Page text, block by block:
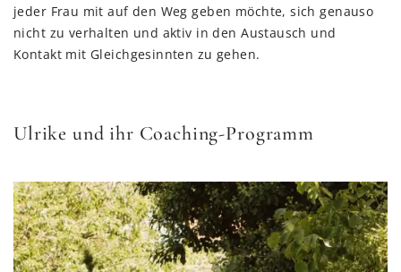
jeder Frau mit auf den Weg geben möchte, sich genauso
nicht zu verhalten und aktiv in den Austausch und
Kontakt mit Gleichgesinnten zu gehen.
Ulrike und ihr Coaching-Programm